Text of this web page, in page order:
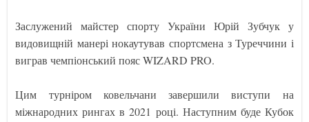
Заслужений майстер спорту України Юрій Зубчук у
видовищній манері нокаутував спортсмена з Туреччини і
виграв чемпіонський пояс WIZARD PRO.
Цим турніром ковельчани завершили виступи на
міжнародних рингах в 2021 році. Наступним буде Кубок